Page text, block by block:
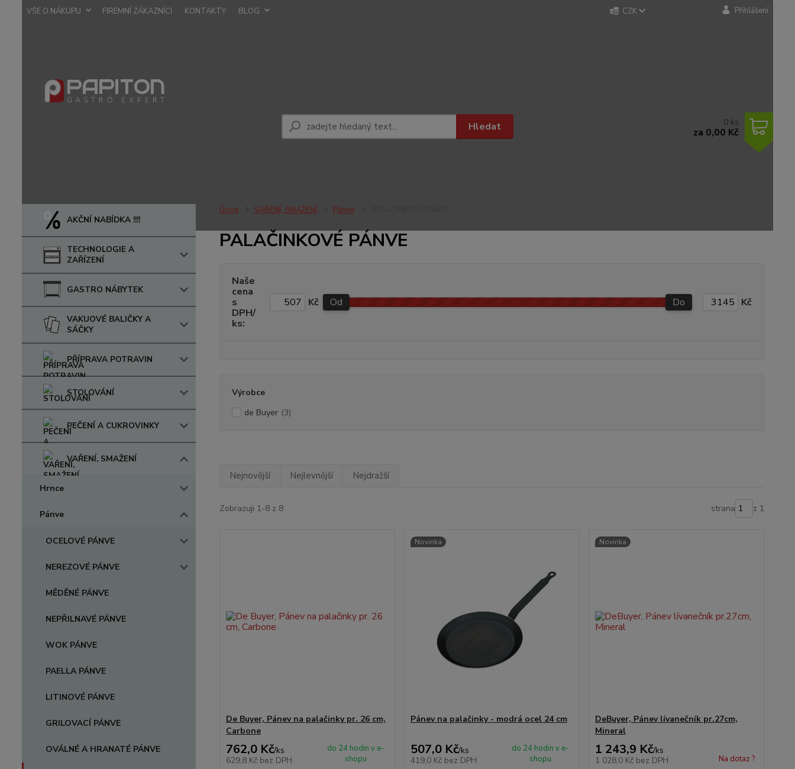
VŠE O NÁKUPU FIREMNÍ ZÁKAZNÍCI KONTAKTY BLOG CZK Přihlášení
Hledat 0 ks
za 0,00 Kč
AKČNÍ NABÍDKA !!!!
TECHNOLOGIE A
ZAŘÍZENÍ
GASTRO NÁBYTEK
VAKUOVÉ BALIČKY A
SÁČKY
PŘÍPRAVA POTRAVIN
STOLOVÁNÍ
PEČENÍ A CUKROVINKY
VAŘENÍ, SMAŽENÍ
Hrnce
Pánve
OCELOVÉ PÁNVE
NEREZOVÉ PÁNVE
MĚDĚNÉ PÁNVE
NEPŘILNAVÉ PÁNVE
WOK PÁNVE
PAELLA PÁNVE
LITINOVÉ PÁNVE
GRILOVACÍ PÁNVE
OVÁLNÉ A HRANATÉ PÁNVE
Úvod VAŘENÍ, SMAŽENÍ Pánve
PALAČINKOVÉ PÁNVE
Naše
cena
s
DPH/
ks:
Kč Od Do Kč
Výrobce
de Buyer (3)
Nejnovější Nejlevnější Nejdražší
Zobrazuji 1-8 z 8 strana z 1
De Buyer, Pánev na palačinky pr. 26 cm,
Carbone
762,0 Kč/ks
629,8 Kč bez DPH
do 24 hodin v e-
shopu
Novinka
Pánev na palačinky - modrá ocel 24 cm
507,0 Kč/ks
419,0 Kč bez DPH
do 24 hodin v e-
shopu
Novinka
DeBuyer, Pánev lívanečník pr.27cm,
Mineral
1 243,9 Kč/ks
1 028,0 Kč bez DPH Na dotaz ?